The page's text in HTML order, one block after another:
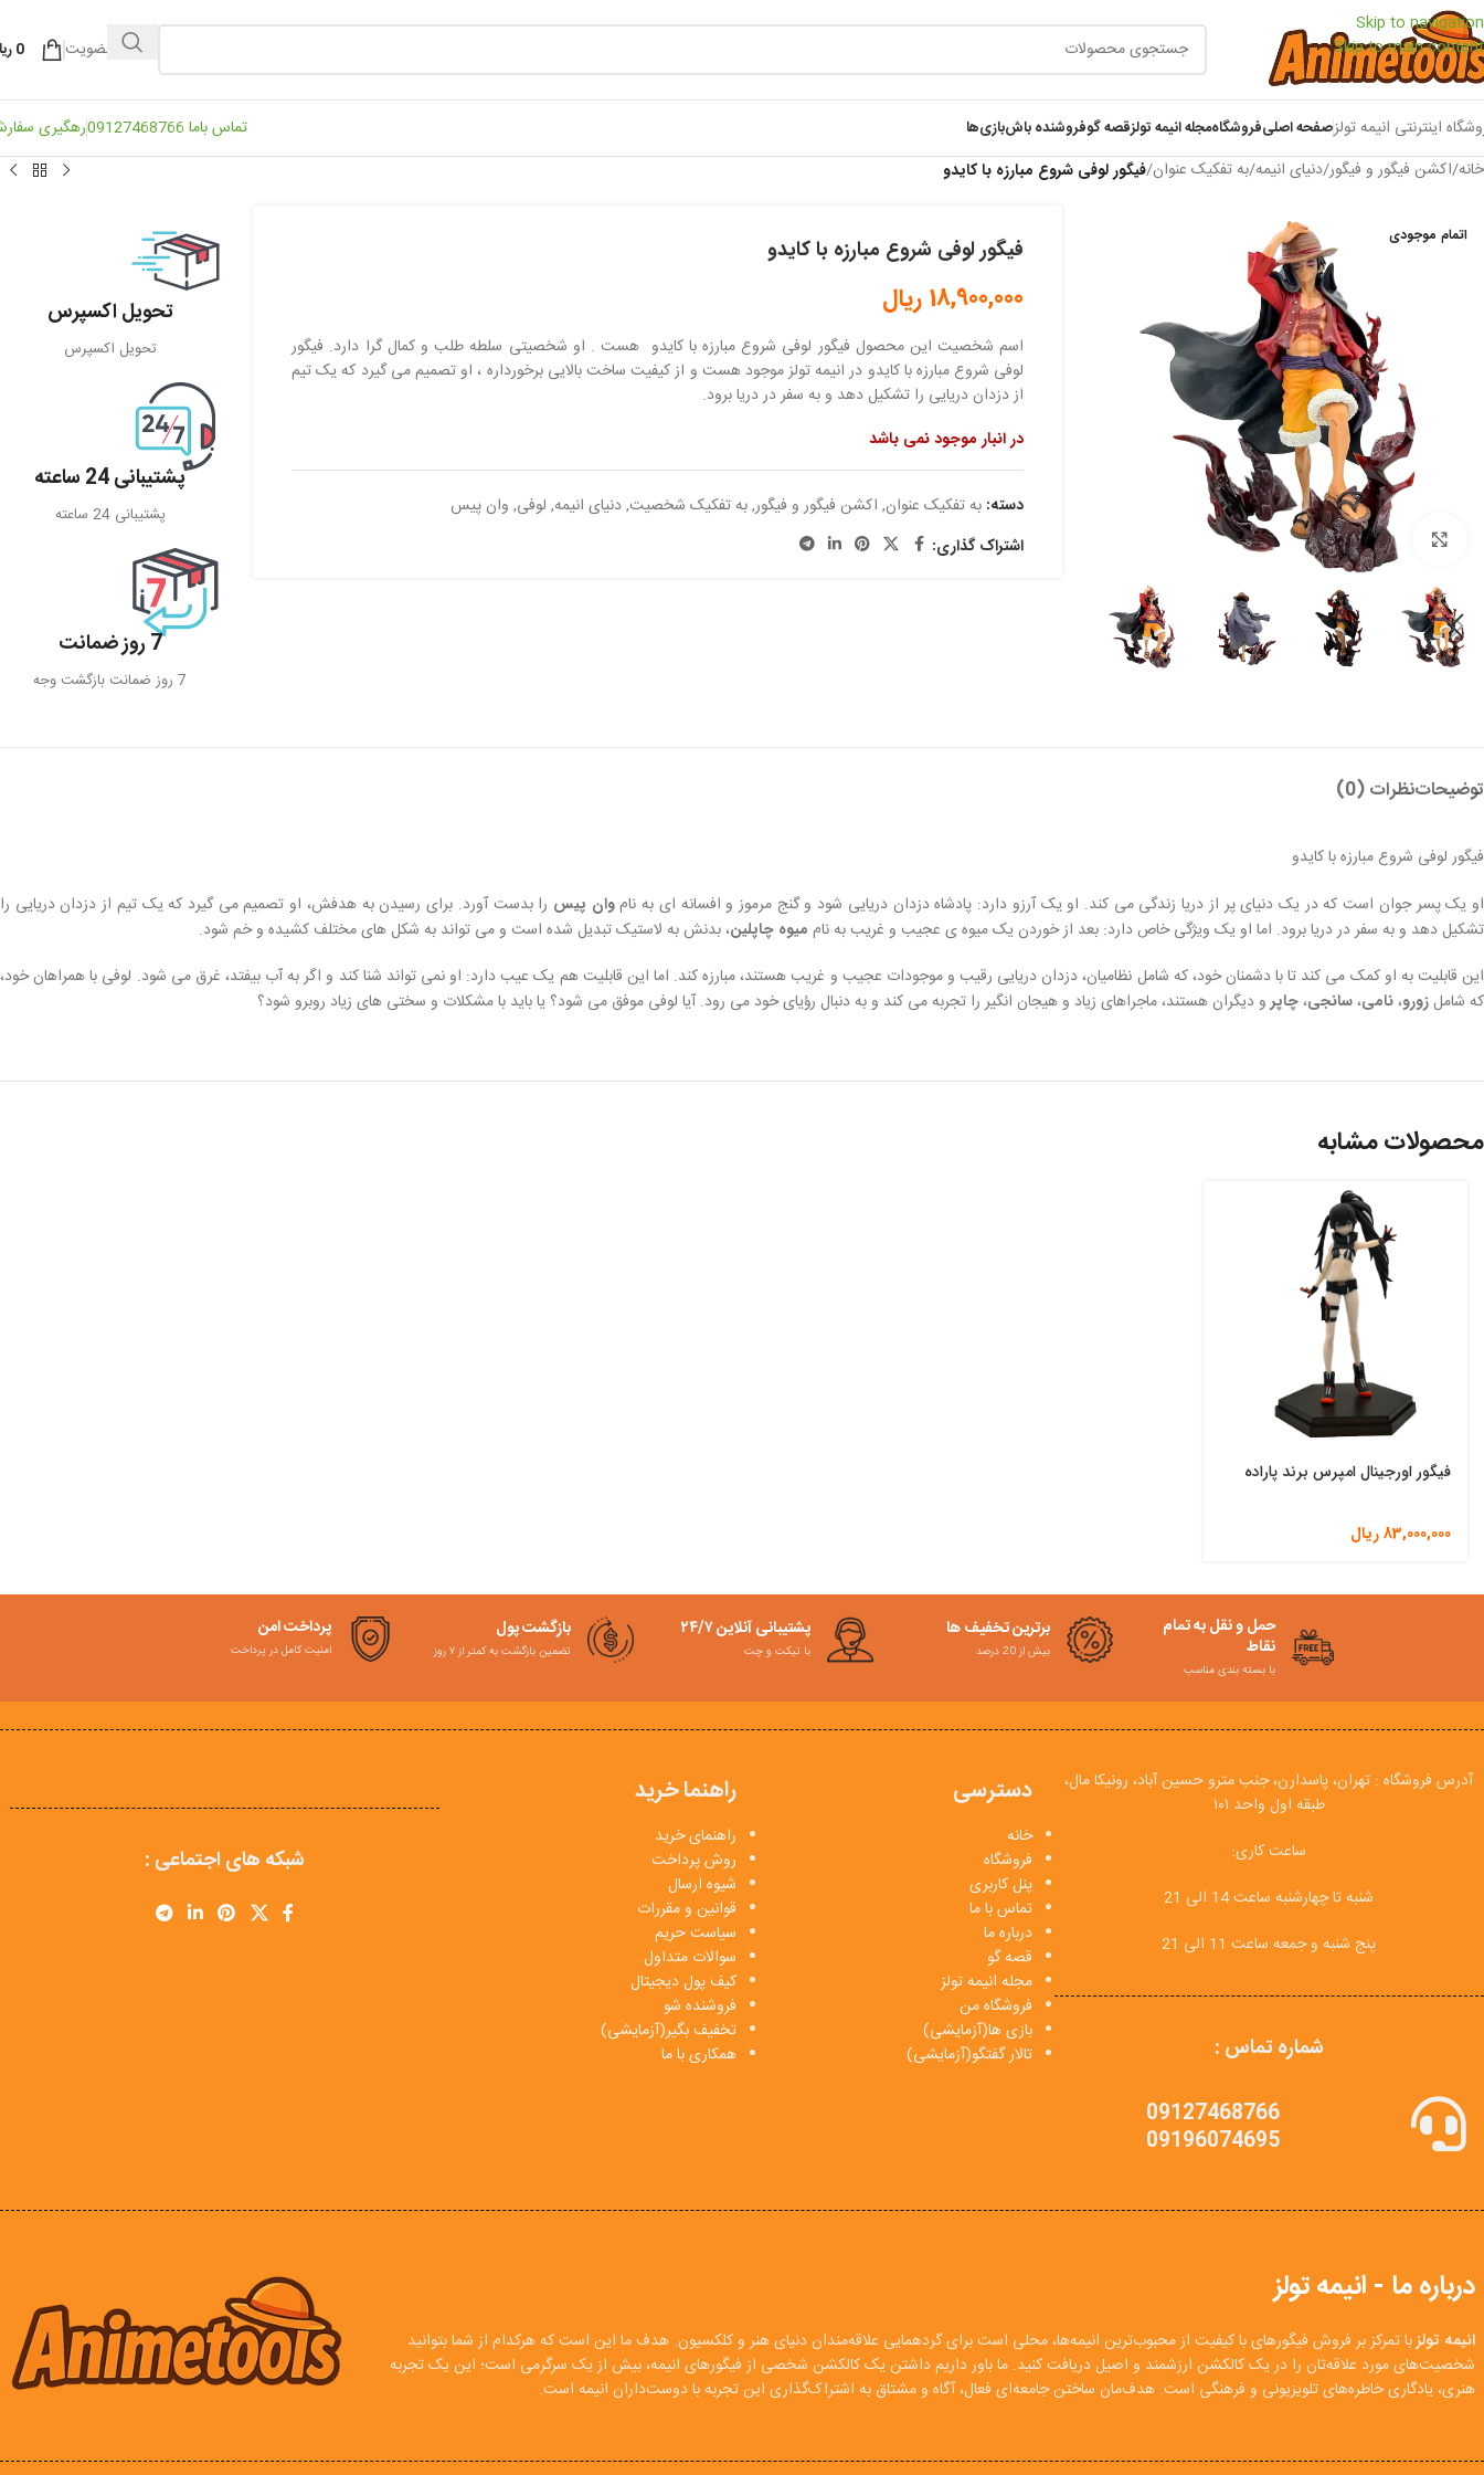
Skip to navigation
Skip to main content
ورود / عضویت 0
اینترنتی انیمه تولزصفحه اصلیفروشگاهمجله انیمه تولزقصه گوفروشنده باشبازی‌ها تماس باما 09127468766
رهگیری
خانه/اکشن فیگور و فیگور/دنیای انیمه/به تفکیک عنوان/فیگور لوفی شروع مبارزه با کایدو
اتمام موجودی
بزرگنمایی تصویر
فیگور لوفی شروع مبارزه با کایدو
18,900,000 ریال
اسم شخصیت این محصول فیگور لوفی شروع مبارزه با کایدو هست . او شخصیتی سلطه طلب و کمال گرا دارد. فیگور
لوفی شروع مبارزه با کایدو در انیمه تولز موجود هست و از کیفیت ساخت بالایی برخورداره ، او تصمیم می گیرد که یک تیم
از دزدان دریایی را تشکیل دهد و به سفر در دریا برود.
در انبار موجود نمی باشد
دسته: به تفکیک عنوان, اکشن فیگور و فیگور,به تفکیک شخصیت,دنیای انیمه, لوفی, وان پیس
اشتراک گذاری:
تحویل اکسپرس
تحویل اکسپرس
پشتیبانی 24 ساعته
پشتیبانی 24 ساعته
7 روز ضمانت
7 روز ضمانت بازگشت وجه
توضیحاتنظرات (0)
فیگور لوفی شروع مبارزه با کایدو
او یک پسر جوان است که در یک دنیای پر از دریا زندگی می کند. او یک آرزو دارد: پادشاه دزدان دریایی شود و گنج مرموز و افسانه ای به ناموان پیس را بدست آورد. برای رسیدن به هدفش، او تصمیم می گیرد که یک تیم از دزدان دریایی را
تشکیل دهد و به سفر در دریا برود. اما او یک ویژگی خاص دارد: بعد از خوردن یک میوه ی عجیب و غریب به نام میوه چاپلین، بدنش به لاستیک تبدیل شده است و می تواند به شکل های مختلف کشیده و خم شود.
این قابلیت به او کمک می کند تا با دشمنان خود، که شامل نظامیان، دزدان دریایی رقیب و موجودات عجیب و غریب هستند، مبارزه کند. اما این قابلیت هم یک عیب دارد: او نمی تواند شنا کند و اگر به آب بیفتد، غرق می شود. لوفی با همراهان خود،
که شامل زورو، نامی، سانجی، چاپرو دیگران هستند، ماجراهای زیاد و هیجان انگیر را تجربه می کند و به دنبال رؤیای خود می رود. آیا لوفی موفق می شود؟ یا باید با مشکلات و سختی های زیاد روبرو شود؟
محصولات مشابه
فیگور اورجینال امپرس برند پاراده
83,000,000ریال
حمل و نقل به تمام
نقاط
با بسته بندی مناسب
برترین تخفیف ها
بیش از 20 درصد
پشتیبانی آنلاین ۲۴/۷
با تیکت و چت
بازگشت پول
تضمین بازگشت به کمتر از ۷ روز
پرداخت امن
امنیت کامل در پرداخت
آدرس فروشگاه : تهران، پاسدارن، جنب مترو حسین آباد، رونیکا مال،
طبقه اول واحد ۱۰۱
ساعت کاری:
شنبه تا چهارشنبه ساعت 14 الی 21
پنج شنبه و جمعه ساعت 11 الی 21
شماره تماس :
09127468766
09196074695
دسترسی
خانه
فروشگاه
پنل کاربری
تماس با ما
درباره ما
قصه گو
مجله انیمه تولز
فروشگاه من
بازی ها(آزمایشی)
تالار گفتگو(آزمایشی)
راهنما خرید
راهنمای خرید
روش پرداخت
شیوه ارسال
قوانین و مقررات
سیاست حریم
سوالات متداول
کیف پول دیجیتال
فروشنده شو
تخفیف بگیر(آزمایشی)
همکاری با ما
شبکه های اجتماعی :
درباره ما - انیمه تولز
انیمه تولزبا تمرکز بر فروش فیگورهای با کیفیت از محبوب‌ترین انیمه‌ها، محلی است برای گردهمایی علاقه‌مندان دنیای هنر و کلکسیون. هدف ما این است که هرکدام از شما بتوانید
شخصیت‌های مورد علاقه‌تان را در یک کالکشن ارزشمند و اصیل دریافت کنید. ما باور داریم داشتن یک کالکشن شخصی از فیگورهای انیمه، بیش از یک سرگرمی است؛ این یک تجربه
هنری، یادگاری خاطره‌های تلویزیونی و فرهنگی است. هدف‌مان ساختن جامعه‌ای فعال، آگاه و مشتاق به اشتراک‌گذاری این تجربه با دوست‌داران انیمه است.